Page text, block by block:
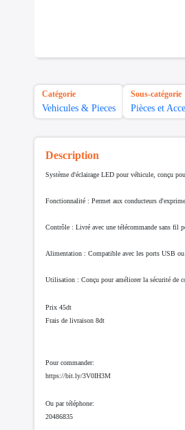
Catégorie
Vehicules & Pieces
Sous-catégorie
Pièces et
Description
Système d'éclairage LED pour véhicule, conçu
Fonctionnalité : Permet aux conducteurs
Contrôle : Livré avec une télécommande sans fil
Alimentation : Compatible avec les ports USB ou
Utilisation : Conçu pour améliorer la sécurité de
Prix 45dt
Frais de livraison 8dt
Pour commander:
https://bit.ly/3V0IH3M
Ou par téléphone:
20486835